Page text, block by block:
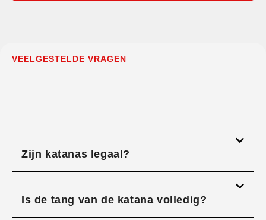
VEELGESTELDE VRAGEN
Zijn katanas legaal?
Is de tang van de katana volledig?